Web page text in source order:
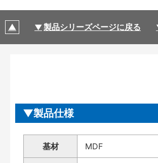
製品シリーズページに戻る
製品仕様
基材 MDF